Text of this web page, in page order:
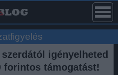
igényelheted
forintos támogatást!